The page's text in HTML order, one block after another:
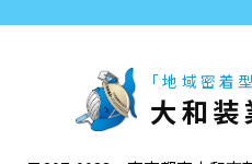
「地域密着
大和